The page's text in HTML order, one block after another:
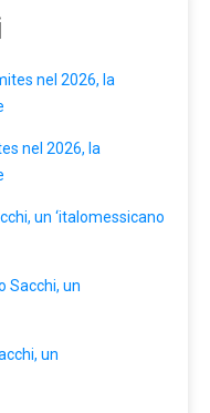
nel 2026, la
nel 2026, la
un ‘italomessicano
Sacchi, un
un